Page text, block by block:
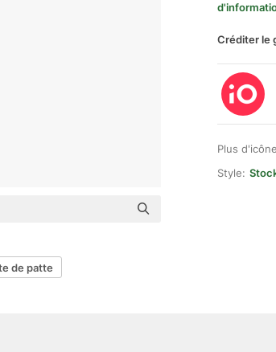
Créditer le
Plus
Style:
de patte